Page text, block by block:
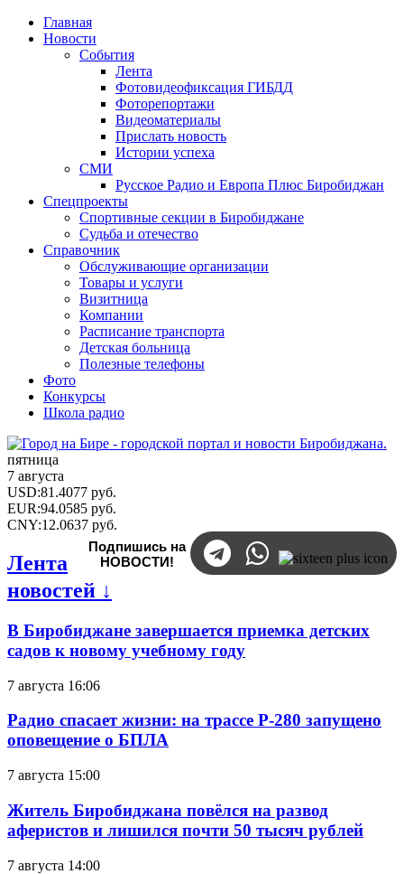
Главная
Новости
События
Лента
Фотовидеофиксация ГИБДД
Фоторепортажи
Видеоматериалы
Прислать новость
Истории успеха
СМИ
Русское Радио и Европа Плюс Биробиджан
Спецпроекты
Спортивные секции в Биробиджане
Судьба и отечество
Справочник
Обслуживающие организации
Товары и услуги
Визитница
Компании
Расписание транспорта
Детская больница
Полезные телефоны
Фото
Конкурсы
Школа радио
пятница
7 августа
USD:81.4077 руб.
EUR:94.0585 руб.
CNY:12.0637 руб.
Подпишись на
НОВОСТИ!
Лента
новостей ↓
В Биробиджане завершается приемка детских
садов к новому учебному году
7 августа 16:06
Радио спасает жизни: на трассе Р-280 запущено
оповещение о БПЛА
7 августа 15:00
Житель Биробиджана повёлся на развод
аферистов и лишился почти 50 тысяч рублей
7 августа 14:00